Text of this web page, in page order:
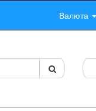
Валюта